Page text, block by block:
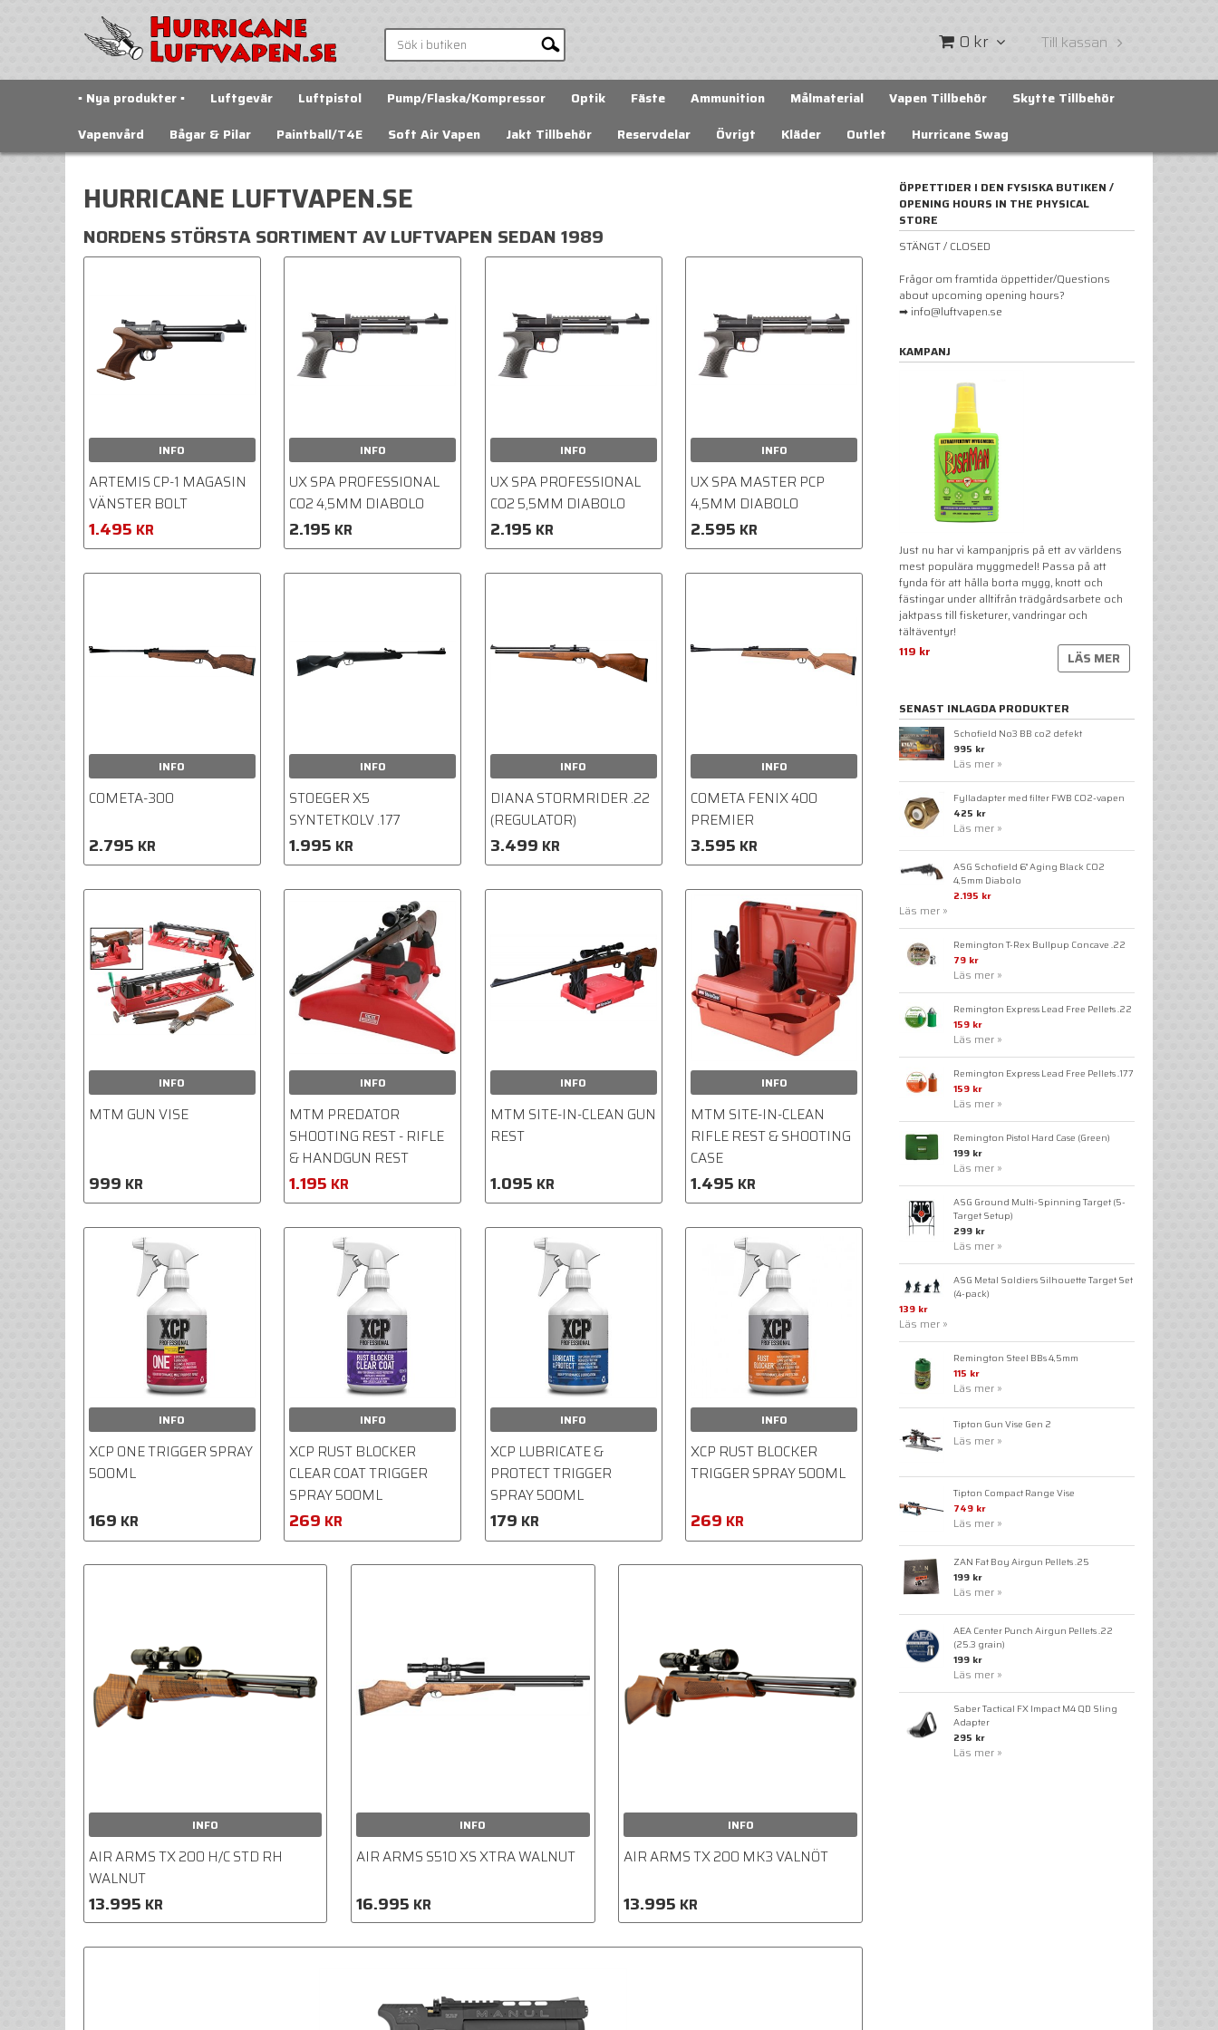
0 kr Till kassan
▪️ Nya produkter ▪️ Luftgevär Luftpistol Pump/Flaska/Kompressor Optik Fäste Ammunition Målmaterial Vapen Tillbehör
Skytte Tillbehör
Vapenvård
Bågar & Pilar Paintball/T4E Soft Air Vapen Jakt Tillbehör Reservdelar Övrigt Kläder Outlet Hurricane Swag
HURRICANE LUFTVAPEN.SE
NORDENS STÖRSTA SORTIMENT AV LUFTVAPEN SEDAN 1989
INFO
ARTEMIS CP-1 MAGASIN
VÄNSTER BOLT
1.495 KR
INFO
UX SPA PROFESSIONAL
CO2 4,5MM DIABOLO
2.195 KR
INFO
UX SPA PROFESSIONAL
CO2 5,5MM DIABOLO
2.195 KR
INFO
UX SPA MASTER PCP
4,5MM DIABOLO
2.595 KR
INFO
COMETA-300
2.795 KR
INFO
STOEGER X5
SYNTETKOLV .177
1.995 KR
INFO
DIANA STORMRIDER .22
(REGULATOR)
3.499 KR
INFO
COMETA FENIX 400
PREMIER
3.595 KR
INFO
MTM GUN VISE
999 KR
INFO
MTM PREDATOR
SHOOTING REST - RIFLE
& HANDGUN REST
1.195 KR
INFO
MTM SITE-IN-CLEAN GUN
REST
1.095 KR
INFO
MTM SITE-IN-CLEAN
RIFLE REST & SHOOTING
CASE
1.495 KR
INFO
XCP ONE TRIGGER SPRAY
500ML
169 KR
INFO
XCP RUST BLOCKER
CLEAR COAT TRIGGER
SPRAY 500ML
269 KR
INFO
XCP LUBRICATE &
PROTECT TRIGGER
SPRAY 500ML
179 KR
INFO
XCP RUST BLOCKER
TRIGGER SPRAY 500ML
269 KR
INFO
AIR ARMS TX 200 H/C STD RH
WALNUT
13.995 KR
INFO
AIR ARMS S510 XS XTRA WALNUT
16.995 KR
INFO
AIR ARMS TX 200 MK3 VALNÖT
13.995 KR
ÖPPETTIDER I DEN FYSISKA BUTIKEN /
OPENING HOURS IN THE PHYSICAL
STORE
STÄNGT / CLOSED
Frågor om framtida öppettider/Questions
about upcoming opening hours?
➡ info@luftvapen.se
KAMPANJ
Just nu har vi kampanjpris på ett av världens
mest populära myggmedel! Passa på att
fynda för att hålla borta mygg, knott och
fästingar under alltifrån trädgårdsarbete och
jaktpass till fisketurer, vandringar och
tältäventyr!
119 kr
LÄS MER
SENAST INLAGDA PRODUKTER
Schofield No3 BB co2 defekt
995 kr
Läs mer »
Fylladapter med filter FWB CO2-vapen
425 kr
Läs mer »
ASG Schofield 6" Aging Black CO2
4,5mm Diabolo
2.195 kr
Läs mer »
Remington T-Rex Bullpup Concave .22
79 kr
Läs mer »
Remington Express Lead Free Pellets .22
159 kr
Läs mer »
Remington Express Lead Free Pellets .177
159 kr
Läs mer »
Remington Pistol Hard Case (Green)
199 kr
Läs mer »
ASG Ground Multi-Spinning Target (5-
Target Setup)
299 kr
Läs mer »
ASG Metal Soldiers Silhouette Target Set
(4-pack)
139 kr
Läs mer »
Remington Steel BBs 4,5mm
115 kr
Läs mer »
Tipton Gun Vise Gen 2
Läs mer »
Tipton Compact Range Vise
749 kr
Läs mer »
ZAN Fat Boy Airgun Pellets .25
199 kr
Läs mer »
AEA Center Punch Airgun Pellets .22
(25.3 grain)
199 kr
Läs mer »
Saber Tactical FX Impact M4 QD Sling
Adapter
295 kr
Läs mer »